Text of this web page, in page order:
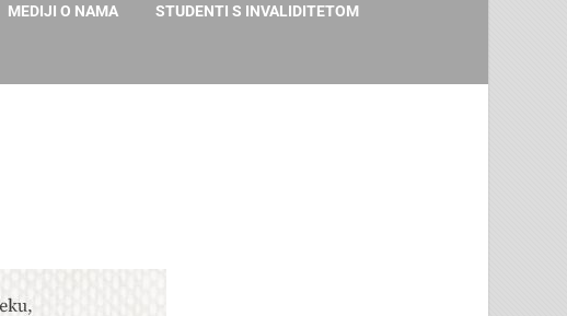
MEDIJI O NAMA STUDENTI S INVALIDITETOM